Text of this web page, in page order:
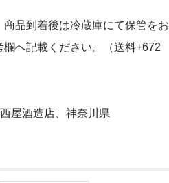
品到着後は冷蔵庫にて保管をお
へ記載ください。（送料+672
屋酒造店、神奈川県